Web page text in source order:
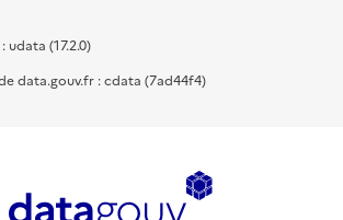
(17.2.0)
data.gouv.fr : cdata (7ad44f4)